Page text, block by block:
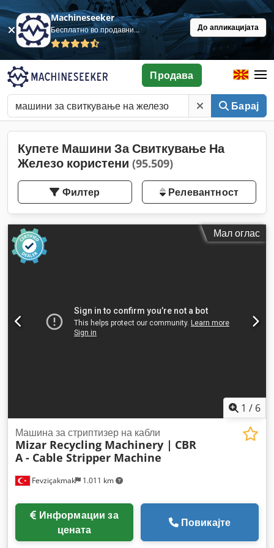
Machineseeker
Бесплатно во продавница До апликацијата
Барај
Продава
Купете Машини За Свиткување На
Железо користени (95.509)
Филтер Релевантност
Мал оглас
1 / 6
Fevziçakmak 1.011 km
Машина за стриптизер на кабли
Mizar Recycling Machinery | CBR
A - Cable Stripper Machine
цената
Повикајте